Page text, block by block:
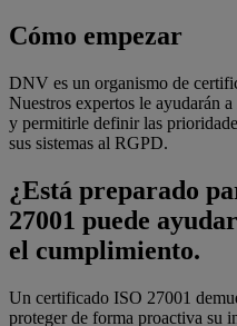
Cómo empezar
DNV es un organismo de
Nuestros expertos le ayudarán
y permitirle definir las
sus sistemas al RGPD.
¿Está preparado
27001 puede
el cumplimiento.
Un certificado ISO 27001
proteger de forma proactiva su